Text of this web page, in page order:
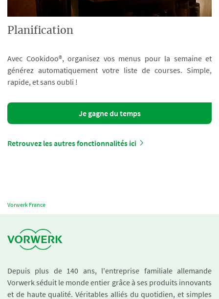
Planification
Avec Cookidoo®, organisez vos menus pour la semaine et
générez automatiquement votre liste de courses. Simple,
rapide, et sans oubli !
Je gagne du temps
Retrouvez les autres fonctionnalités ici
Vorwerk France
Depuis plus de 140 ans, l'entreprise familiale allemande
Vorwerk séduit le monde entier grâce à ses produits innovants
et de haute qualité. Véritables alliés du quotidien, et simples